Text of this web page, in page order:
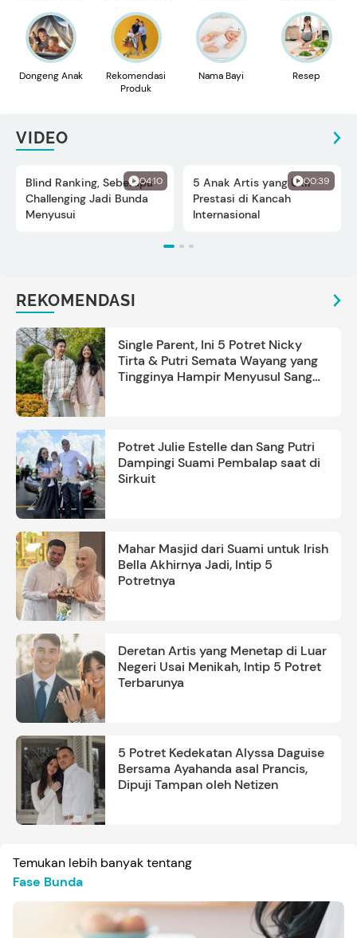
Dongeng Anak
Rekomendasi
Produk
Nama Bayi Resep
VIDEO
04:10
Blind Ranking, Seberapa
Challenging Jadi Bunda
Menyusui
00:39
5 Anak Artis yang Ukir
Prestasi di Kancah
Internasional
REKOMENDASI
Single Parent, Ini 5 Potret Nicky
Tirta & Putri Semata Wayang yang
Tingginya Hampir Menyusul Sang
Potret Julie Estelle dan Sang Putri
Dampingi Suami Pembalap saat di
Sirkuit
Mahar Masjid dari Suami untuk Irish
Bella Akhirnya Jadi, Intip 5
Potretnya
Deretan Artis yang Menetap di Luar
Negeri Usai Menikah, Intip 5 Potret
Terbarunya
5 Potret Kedekatan Alyssa Daguise
Bersama Ayahanda asal Prancis,
Dipuji Tampan oleh Netizen
Temukan lebih banyak tentang
Fase Bunda